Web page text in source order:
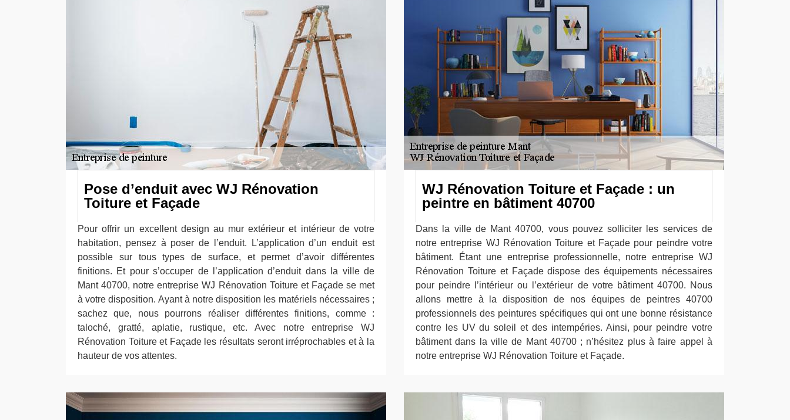
Pose d’enduit avec WJ Rénovation
Toiture et Façade
Pour offrir un excellent design au mur extérieur et intérieur de votre
habitation, pensez à poser de l’enduit. L’application d’un enduit est
possible sur tous types de surface, et permet d’avoir différentes
finitions. Et pour s’occuper de l’application d’enduit dans la ville de
Mant 40700, notre entreprise WJ Rénovation Toiture et Façade se met
à votre disposition. Ayant à notre disposition les matériels nécessaires ;
sachez que, nous pourrons réaliser différentes finitions, comme :
taloché, gratté, aplatie, rustique, etc. Avec notre entreprise WJ
Rénovation Toiture et Façade les résultats seront irréprochables et à la
hauteur de vos attentes.
WJ Rénovation Toiture et Façade : un
peintre en bâtiment 40700
Dans la ville de Mant 40700, vous pouvez solliciter les services de
notre entreprise WJ Rénovation Toiture et Façade pour peindre votre
bâtiment. Étant une entreprise professionnelle, notre entreprise WJ
Rénovation Toiture et Façade dispose des équipements nécessaires
pour peindre l’intérieur ou l’extérieur de votre bâtiment 40700. Nous
allons mettre à la disposition de nos équipes de peintres 40700
professionnels des peintures spécifiques qui ont une bonne résistance
contre les UV du soleil et des intempéries. Ainsi, pour peindre votre
bâtiment dans la ville de Mant 40700 ; n’hésitez plus à faire appel à
notre entreprise WJ Rénovation Toiture et Façade.